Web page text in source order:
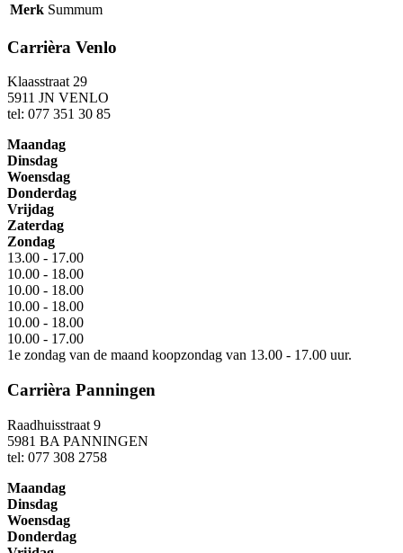
Merk Summum
Carrièra Venlo
Klaasstraat 29
5911 JN VENLO
tel: 077 351 30 85
Maandag
Dinsdag
Woensdag
Donderdag
Vrijdag
Zaterdag
Zondag
13.00 - 17.00
10.00 - 18.00
10.00 - 18.00
10.00 - 18.00
10.00 - 18.00
10.00 - 17.00
1e zondag van de maand koopzondag van 13.00 - 17.00 uur.
Carrièra Panningen
Raadhuisstraat 9
5981 BA PANNINGEN
tel: 077 308 2758
Maandag
Dinsdag
Woensdag
Donderdag